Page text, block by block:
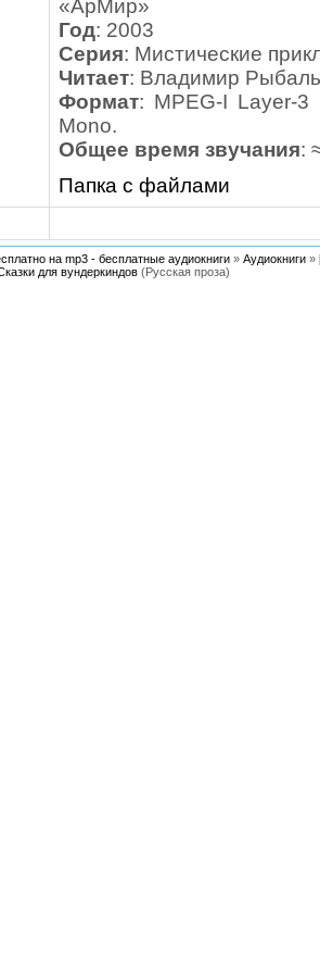
«АрМир»
Год: 2003
Серия: Мистические
Читает: Владимир
Формат: MPEG-I Layer-
Mono.
Общее время звучания:
Папка с файлами
на mp3 - бесплатные аудиокниги » Аудиокниги »
для вундеркиндов (Русская проза)